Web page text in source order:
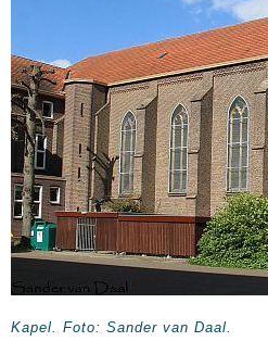
Kapel. Foto: Sander van Daal.